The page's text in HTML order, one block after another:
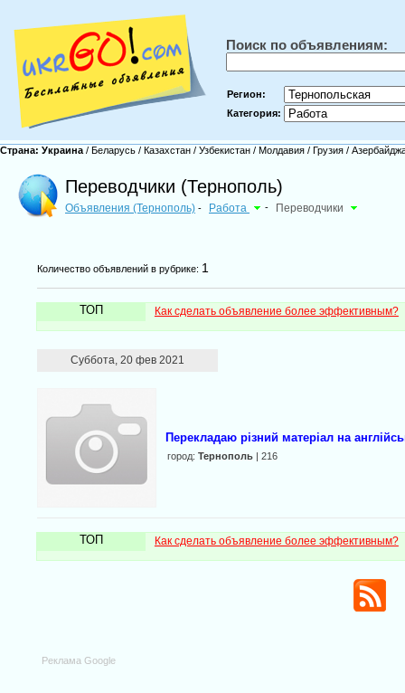
Поиск по объявлениям:
Регион:
Категория:
Страна: Украина / Беларусь / Казахстан / Узбекистан / Молдавия / Грузия /
Переводчики (Тернополь)
Объявления (Тернополь) - Работа - Переводчики
Количество объявлений в рубрике: 1
ТОП Как сделать объявление более эффективным?
Суббота, 20 фев 2021
Перекладаю різний матеріал на
город: Тернополь| 216
ТОП Как сделать объявление более эффективным?
Реклама Google